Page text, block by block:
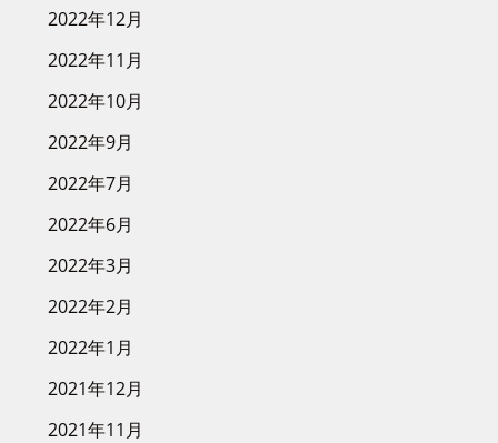
2022年12月
2022年11月
2022年10月
2022年9月
2022年7月
2022年6月
2022年3月
2022年2月
2022年1月
2021年12月
2021年11月